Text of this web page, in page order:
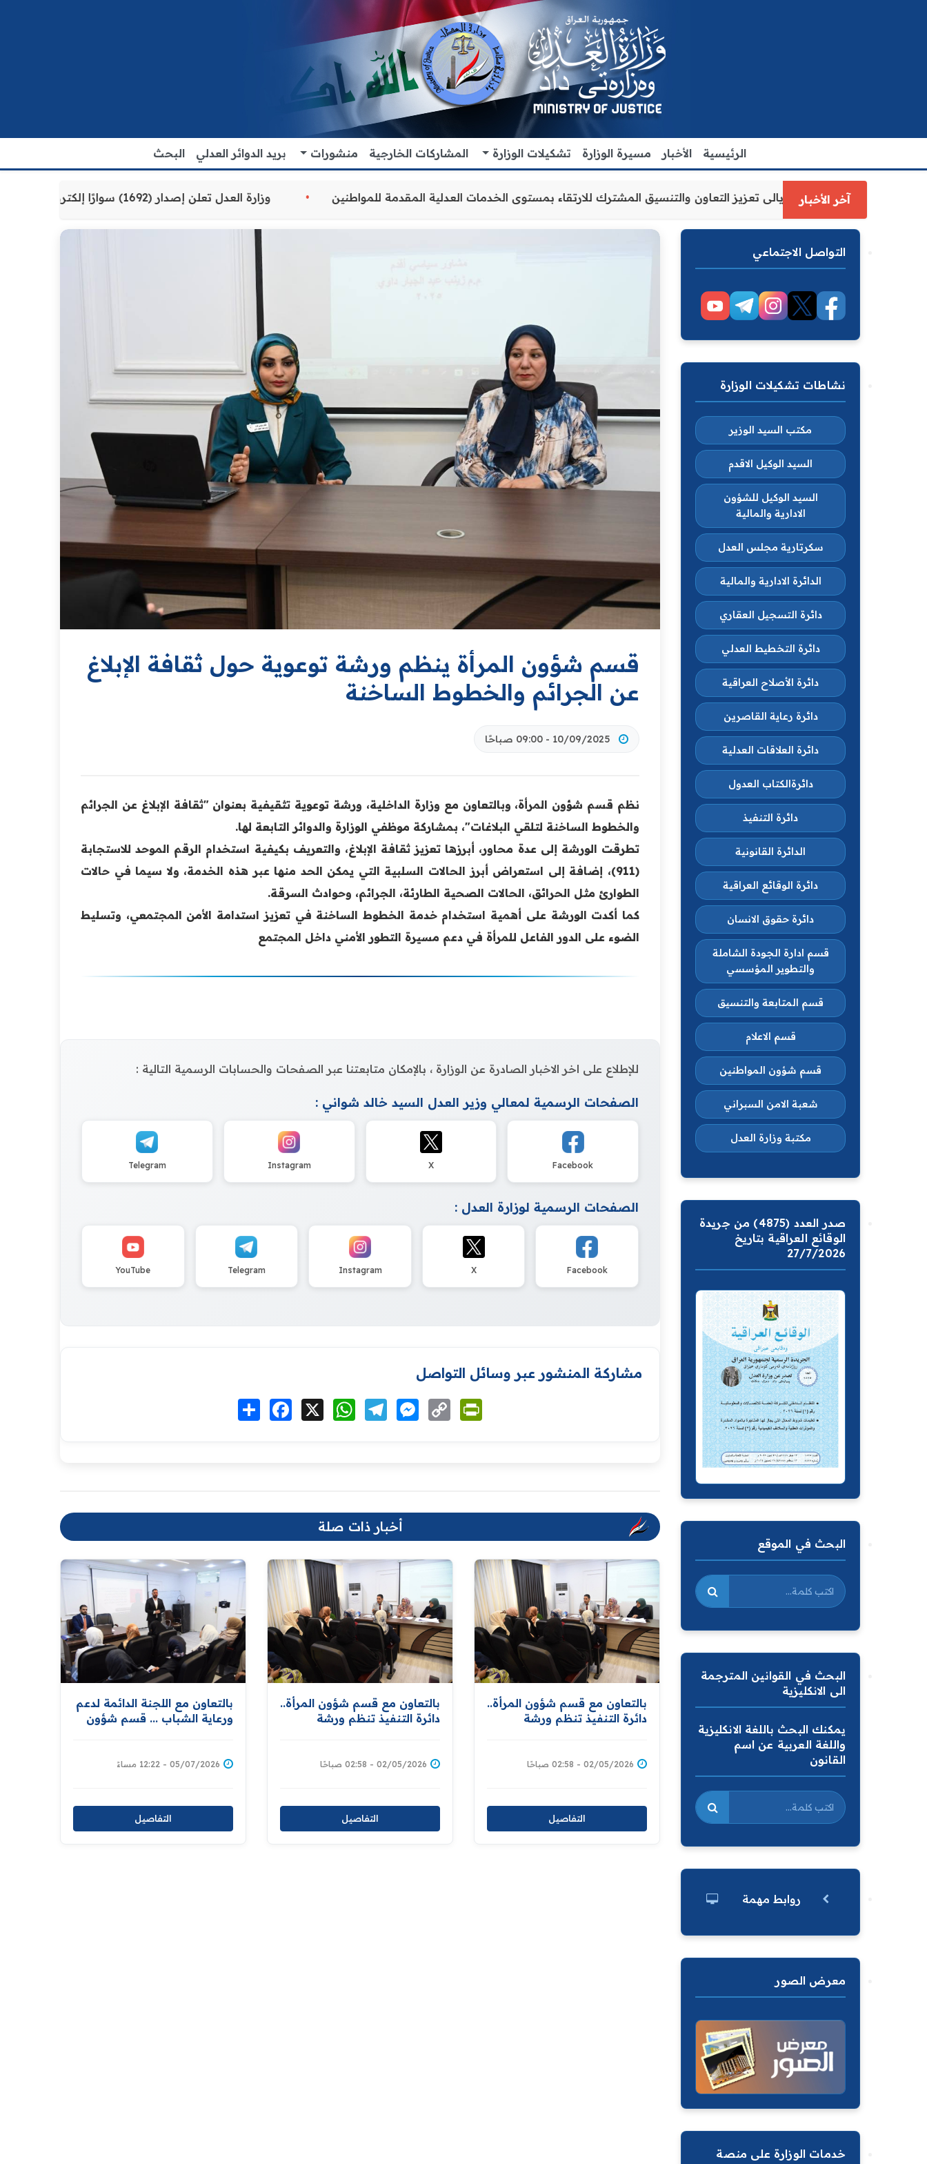
الرئيسية الأخبار مسيرة الوزارة تشكيلات الوزارة المشاركات الخارجية منشورات بريد الدوائر العدلي البحث
آخر الأخبار
الاقدم يبحث مع رئيس مجلس محافظة ديالى تعزيز التعاون والتنسيق المشترك للارتقاء بمستوى الخدمات العدلية المقدمة للمواطنين وزارة العدل تعلن إصدار (1692) سوارًا إلكترونيًا لنزلاء سجن الناصرية المركزي لتنظيم التعاملات المالية داخل المؤسسات الإصلاحية
قسم شؤون المرأة ينظم ورشة توعوية حول ثقافة الإبلاغ
عن الجرائم والخطوط الساخنة
10/09/2025 - 09:00 صباحًا
نظم قسم شؤون المرأة، وبالتعاون مع وزارة الداخلية، ورشة توعوية تثقيفية بعنوان "ثقافة الإبلاغ عن الجرائم
والخطوط الساخنة لتلقي البلاغات"، بمشاركة موظفي الوزارة والدوائر التابعة لها.
تطرقت الورشة إلى عدة محاور، أبرزها تعزيز ثقافة الإبلاغ، والتعريف بكيفية استخدام الرقم الموحد للاستجابة
(911)، إضافة إلى استعراض أبرز الحالات السلبية التي يمكن الحد منها عبر هذه الخدمة، ولا سيما في حالات
الطوارئ مثل الحرائق، الحالات الصحية الطارئة، الجرائم، وحوادث السرقة.
كما أكدت الورشة على أهمية استخدام خدمة الخطوط الساخنة في تعزيز استدامة الأمن المجتمعي، وتسليط
الضوء على الدور الفاعل للمرأة في دعم مسيرة التطور الأمني داخل المجتمع
للإطلاع على اخر الاخبار الصادرة عن الوزارة ، بالإمكان متابعتنا عبر الصفحات والحسابات الرسمية التالية :
الصفحات الرسمية لمعالي وزير العدل السيد خالد شواني :
Facebook
X
Instagram
Telegram
الصفحات الرسمية لوزارة العدل :
Facebook
X
Instagram
Telegram
YouTube
مشاركة المنشور عبر وسائل التواصل
انشر Facebook WhatsAppTelegramMessenger
Copy
Link
أخبار ذات صلة
بالتعاون مع اللجنة الدائمة لدعم
ورعاية الشباب ... قسم شؤون
والمبادرات التطوعية
05/07/2026 - 12:22 مساءً
التفاصيل
بالتعاون مع قسم شؤون المرأة..
دائرة التنفيذ تنظم ورشة
رقم (٤٥) لسنة ١٩٨٠"02/05/2026 - 02:58 صباحًا
التفاصيل
بالتعاون مع قسم شؤون المرأة..
دائرة التنفيذ تنظم ورشة
رقم (٤٥) لسنة ١٩٨٠"02/05/2026 - 02:58 صباحًا
التفاصيل
التواصل الاجتماعي
نشاطات تشكيلات الوزارة
مكتب السيد الوزير
السيد الوكيل الاقدم
السيد الوكيل للشؤون
الادارية والمالية
سكرتارية مجلس العدل
الدائرة الادارية والمالية
دائرة التسجيل العقاري
دائرة التخطيط العدلي
دائرة الأصلاح العراقية
دائرة رعاية القاصرين
دائرة العلاقات العدلية
دائرةالكتاب العدول
دائرة التنفيذ
الدائرة القانونية
دائرة الوقائع العراقية
دائرة حقوق الانسان
قسم ادارة الجودة الشاملة
والتطوير المؤسسي
قسم المتابعة والتنسيق
قسم الاعلام
قسم شؤون المواطنين
شعبة الامن السبراني
مكتبة وزارة العدل
صدر العدد (4875) من جريدة
الوقائع العراقية بتاريخ
27/7/2026
البحث في الموقع
البحث في القوانين المترجمة
الى الانكليزية
يمكنك البحث باللغة الانكليزية
واللغة العربية عن اسم
القانون
روابط مهمة
معرض الصور
خدمات الوزارة على منصة